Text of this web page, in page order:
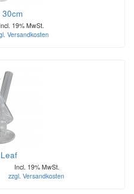
Incl. 19% MwSt.
Versandkosten
Incl. 19% MwSt.
zzgl. Versandkosten